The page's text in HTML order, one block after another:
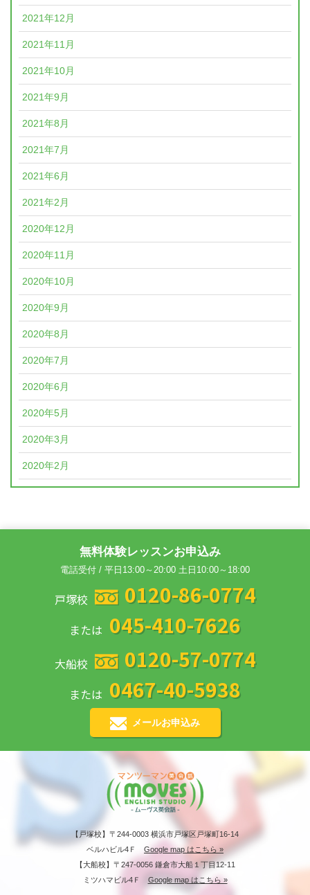
2021年12月
2021年11月
2021年10月
2021年9月
2021年8月
2021年7月
2021年6月
2021年2月
2020年12月
2020年11月
2020年10月
2020年9月
2020年8月
2020年7月
2020年6月
2020年5月
2020年3月
2020年2月
無料体験レッスンお申込み
電話受付 / 平日13:00～20:00 土日10:00～18:00
戸塚校 0120-86-0774
または 045-410-7626
大船校 0120-57-0774
または 0467-40-5938
メールお申込み
【戸塚校】〒244-0003 横浜市戸塚区戸塚町16-14
ベルハビル4Ｆ Google map はこちら »
【大船校】〒247-0056 鎌倉市大船１丁目12-11
ミツハマビル4Ｆ Google map はこちら »